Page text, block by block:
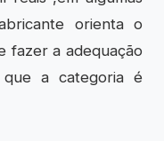
orienta o
fazer a adequação
que a categoria é